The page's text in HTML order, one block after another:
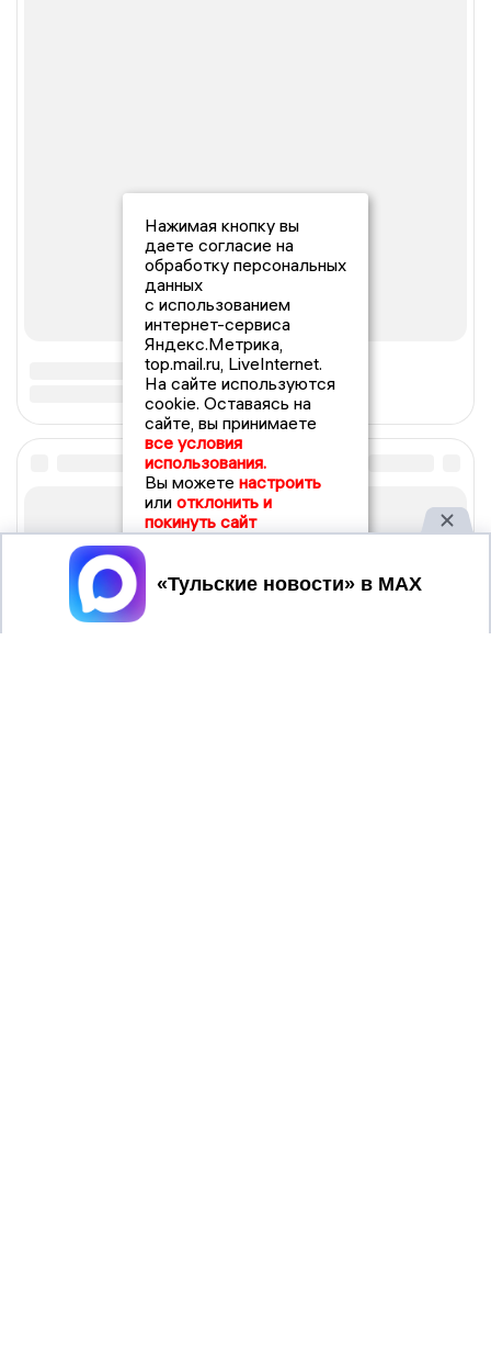
Нажимая кнопку вы
даете согласие на
обработку персональных
данных
с использованием
интернет-сервиса
Яндекс.Метрика,
top.mail.ru, LiveInternet.
На сайте используются
cookie. Оставаясь на
сайте, вы принимаете
все условия
использования.
Вы можете настроить
или отклонить и
покинуть сайт
Принять